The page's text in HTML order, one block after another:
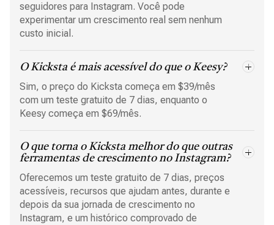
seguidores para Instagram. Você pode
experimentar um crescimento real sem nenhum
custo inicial.
O Kicksta é mais acessível do que o Keesy?
Sim, o preço do Kicksta começa em $39/mês
com um teste gratuito de 7 dias, enquanto o
Keesy começa em $69/mês.
O que torna o Kicksta melhor do que outras
ferramentas de crescimento no Instagram?
Oferecemos um teste gratuito de 7 dias, preços
acessíveis, recursos que ajudam antes, durante e
depois da sua jornada de crescimento no
Instagram, e um histórico comprovado de